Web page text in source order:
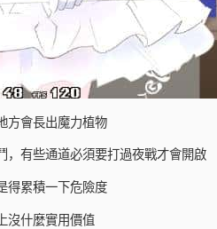
方會長出魔力植物
，有些通道必須要打過夜戰才會開啟
得累積一下危險度
沒什麼實用價值